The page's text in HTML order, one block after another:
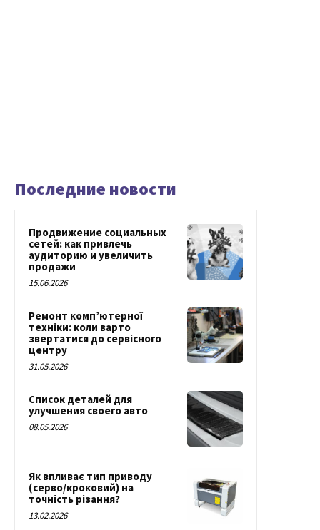
Последние новости
Продвижение социальных
сетей: как привлечь
аудиторию и увеличить
продажи
15.06.2026
Ремонт комп’ютерної
техніки: коли варто
звертатися до сервісного
центру
31.05.2026
Список деталей для
улучшения своего авто
08.05.2026
Як впливає тип приводу
(серво/кроковий) на
точність різання?
13.02.2026